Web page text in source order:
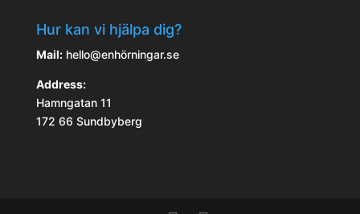
Hur kan vi hjälpa dig?
Mail:hello@enhörningar.se
Address:
Hamngatan 11
172 66 Sundbyberg